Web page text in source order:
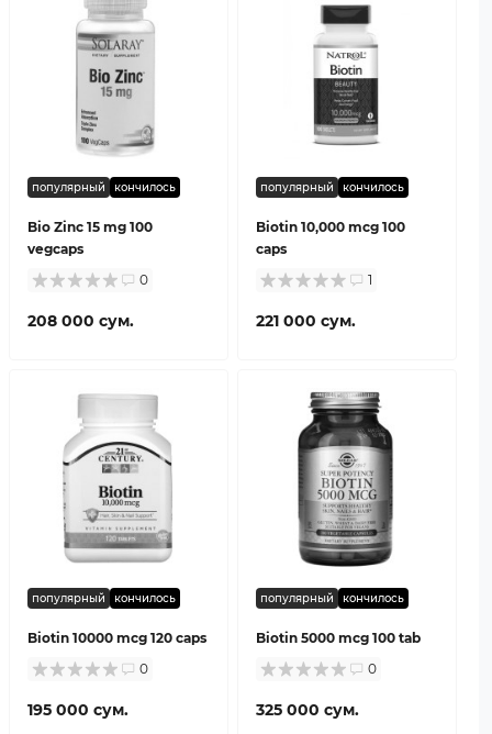
популярный кончилось
Bio Zinc 15 mg 100
vegcaps
0
208 000 сум.
популярный кончилось
Biotin 10,000 mcg 100
caps
1
221 000 сум.
популярный кончилось
Biotin 10000 mcg 120 caps
0
195 000 сум.
популярный кончилось
Biotin 5000 mcg 100 tab
0
325 000 сум.